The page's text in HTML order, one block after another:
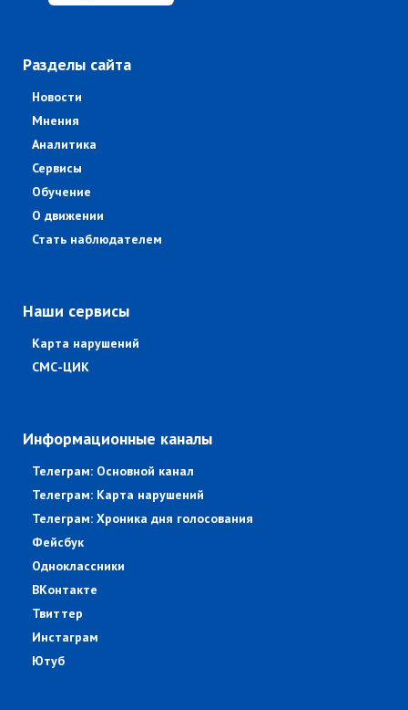
Разделы сайта
Новости
Мнения
Аналитика
Сервисы
Обучение
О движении
Стать наблюдателем
Наши сервисы
Карта нарушений
СМС-ЦИК
Информационные каналы
Телеграм: Основной канал
Телеграм: Карта нарушений
Телеграм: Хроника дня голосования
Фейсбук
Одноклассники
ВКонтакте
Твиттер
Инстаграм
Ютуб